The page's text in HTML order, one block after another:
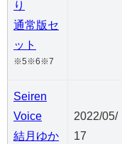
り
通常版セ
ット
※5※6※7
Seiren
Voice
結月ゆか
2022/05/
17